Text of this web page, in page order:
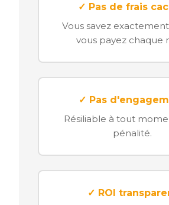
✓ Pas de frais
Vous savez
vous payez chaque
✓ Pas
Résiliable à tout
pénalité.
✓ ROI